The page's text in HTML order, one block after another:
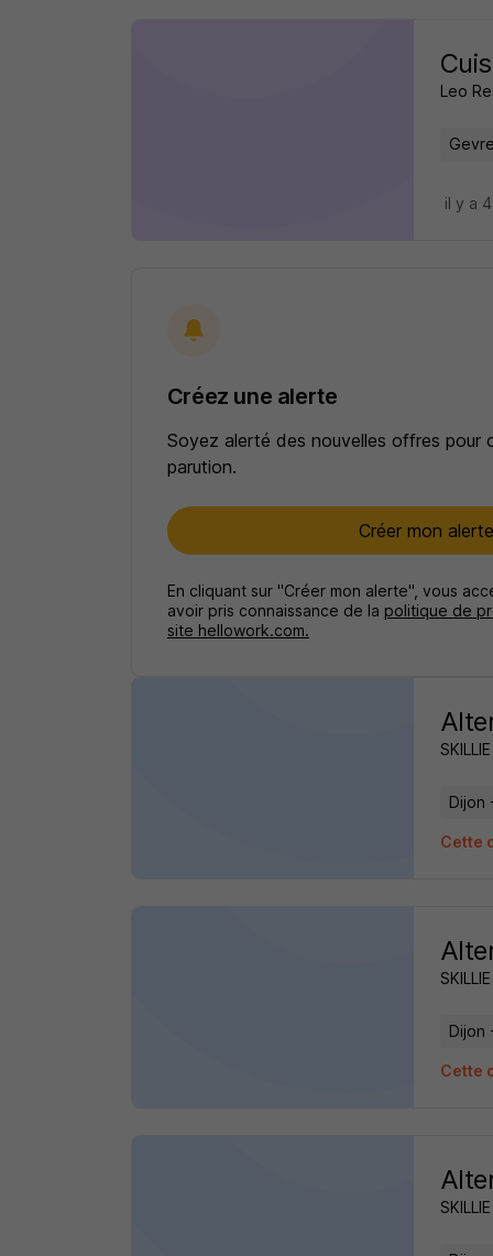
Leo
il y a
Créez une alerte
Soyez alerté des nouvelles offres pour
parution.
Créer mon alerte
En cliquant sur "Créer mon alerte", vous
avoir pris connaissance de la politique de
site hellowork.com.
SKILLIE
Dijon
Cette
SKILLIE
Dijon
Cette
SKILLIE